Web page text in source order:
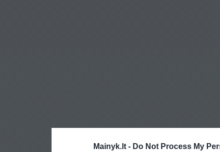
Mainyk.lt - Do Not Process My